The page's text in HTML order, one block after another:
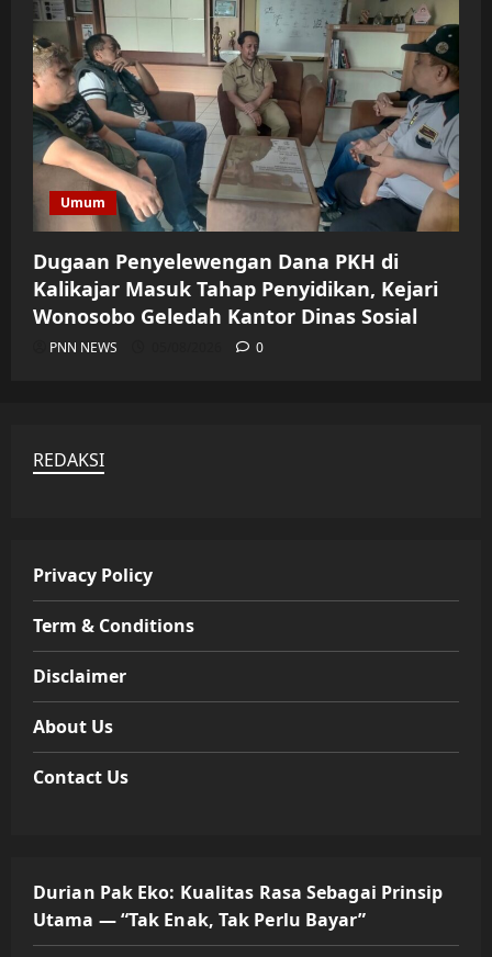
Umum
Dugaan Penyelewengan Dana PKH di
Kalikajar Masuk Tahap Penyidikan, Kejari
Wonosobo Geledah Kantor Dinas Sosial
PNN NEWS 0
REDAKSI
Privacy Policy
Term & Conditions
Disclaimer
About Us
Contact Us
Durian Pak Eko: Kualitas Rasa Sebagai Prinsip
Utama — “Tak Enak, Tak Perlu Bayar”